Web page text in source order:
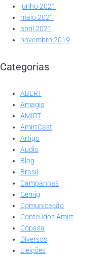
junho 2021
maio 2021
abril 2021
novembro 2019
Categorias
ABERT
Amagis
AMIRT
AmirtCast
Artigo
Áudio
Blog
Brasil
Campanhas
Cemig
Comunicação
Conteúdos Amirt
Copasa
Diversos
Eleições